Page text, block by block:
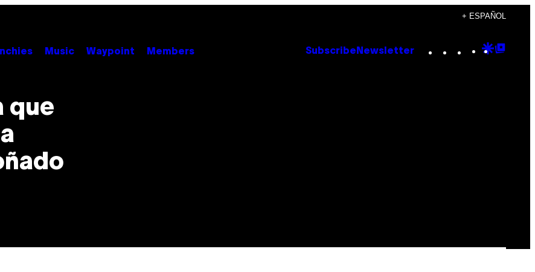
+ ESPAÑOL
Music Waypoint Members Subscribe Newsletter Instagram
TikTok
YouTube
Google
que